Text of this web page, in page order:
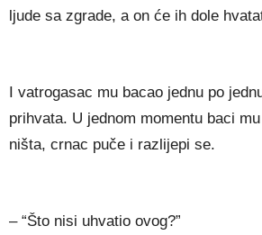
ljude sa zgrade, a on će ih dole
I vatrogasac mu bacao jednu po
prihvata. U jednom momentu baci
ništa, crnac puče i razlijepi se.
– “Što nisi uhvatio ovog?”